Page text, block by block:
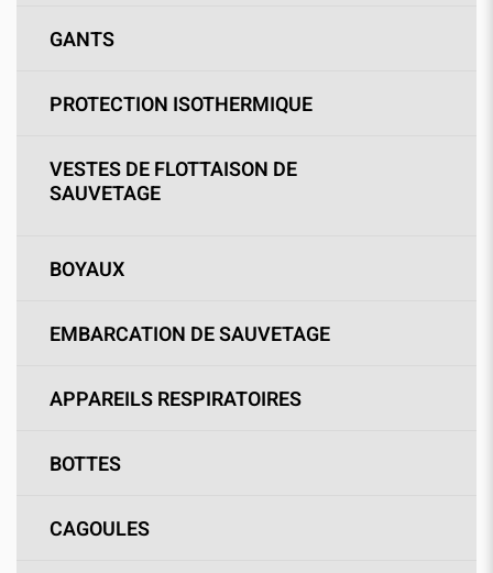
GANTS
PROTECTION ISOTHERMIQUE
VESTES DE FLOTTAISON DE
SAUVETAGE
BOYAUX
EMBARCATION DE SAUVETAGE
APPAREILS RESPIRATOIRES
BOTTES
CAGOULES